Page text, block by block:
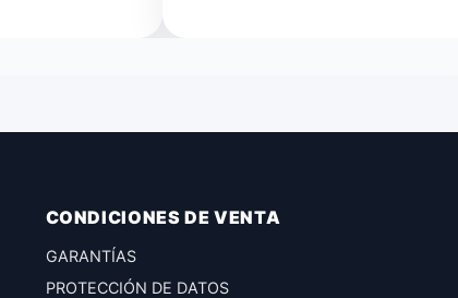
CONDICIONES DE VENTA
GARANTÍAS
PROTECCIÓN DE DATOS